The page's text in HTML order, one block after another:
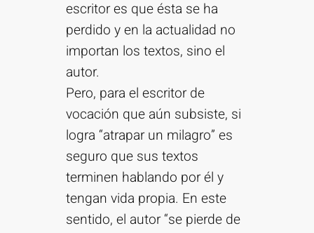
escritor es que ésta se ha
perdido y en la actualidad no
importan los textos, sino el
autor.
Pero, para el escritor de
vocación que aún subsiste, si
logra “atrapar un milagro” es
seguro que sus textos
terminen hablando por él y
tengan vida propia. En este
sentido, el autor “se pierde de